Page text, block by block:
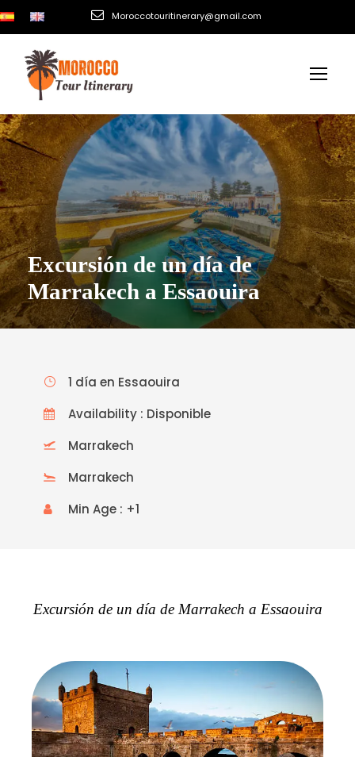
Moroccotouritinerary@gmail.com
Excursión de un día de
Marrakech a Essaouira
1 día en Essaouira
Availability : Disponible
Marrakech
Marrakech
Min Age : +1
Excursión de un día de Marrakech a Essaouira